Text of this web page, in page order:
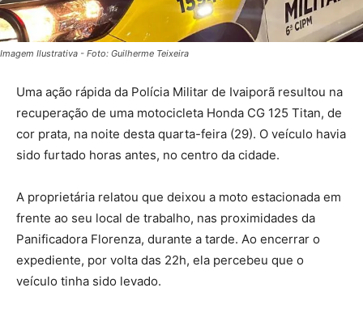
Imagem Ilustrativa - Foto: Guilherme Teixeira
Uma ação rápida da Polícia Militar de Ivaiporã resultou na
recuperação de uma motocicleta Honda CG 125 Titan, de
cor prata, na noite desta quarta-feira (29). O veículo havia
sido furtado horas antes, no centro da cidade.
A proprietária relatou que deixou a moto estacionada em
frente ao seu local de trabalho, nas proximidades da
Panificadora Florenza, durante a tarde. Ao encerrar o
expediente, por volta das 22h, ela percebeu que o
veículo tinha sido levado.